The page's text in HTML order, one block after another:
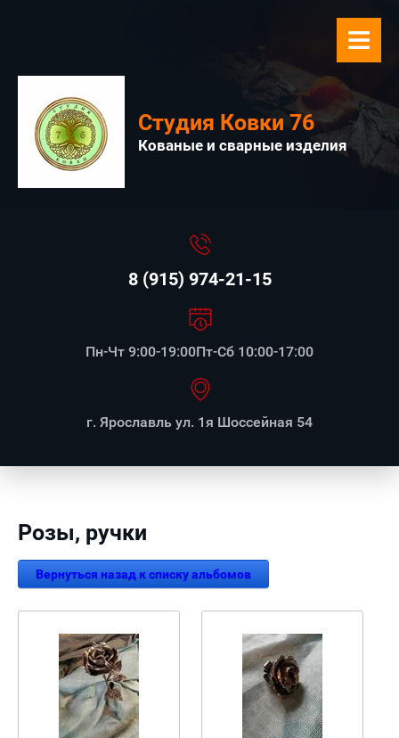
Студия Ковки 76
Кованые и сварные изделия
8 (915) 974-21-15
Пн-Чт 9:00-19:00Пт-Сб 10:00-17:00
г. Ярославль ул. 1я Шоссейная 54
Розы, ручки
Вернуться назад к списку альбомов